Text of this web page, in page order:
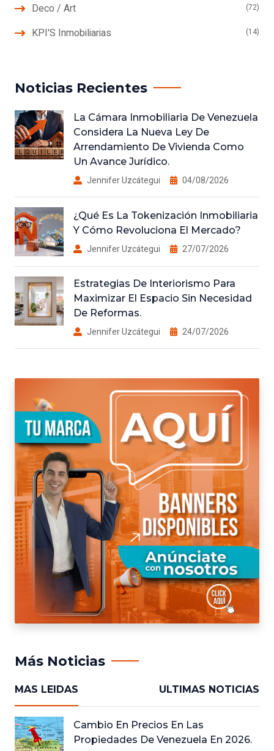
Deco / Art (72)
KPI'S Inmobiliarias (14)
Noticias Recientes
La Cámara Inmobiliaria De Venezuela
Considera La Nueva Ley De
Arrendamiento De Vivienda Como
Un Avance Jurídico.
Jennifer Uzcátegui 04/08/2026
¿Qué Es La Tokenización Inmobiliaria
Y Cómo Revoluciona El Mercado?
Jennifer Uzcátegui 27/07/2026
Estrategias De Interiorismo Para
Maximizar El Espacio Sin Necesidad
De Reformas.
Jennifer Uzcátegui 24/07/2026
Más Noticias
MAS LEIDAS ULTIMAS NOTICIAS
Cambio En Precios En Las
Propiedades De Venezuela En 2026.